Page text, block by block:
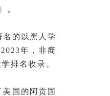
。
的以黑人学
年，非裔
排名收录。
美国的 阿贡国